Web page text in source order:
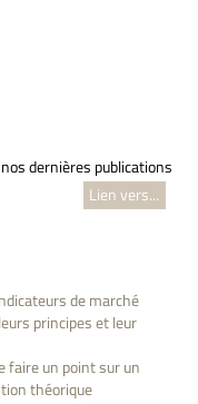
dernières publications
Lien vers...
de marché
principes et leur
faire un point sur un
théorique